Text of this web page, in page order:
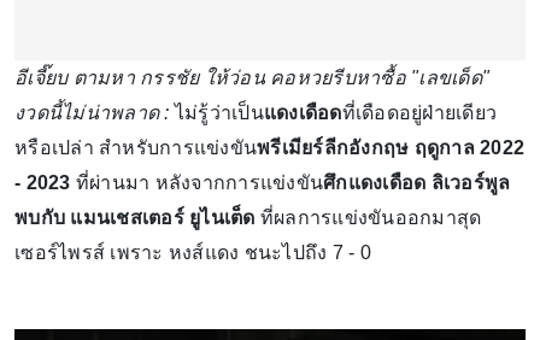
อีเจี๊ยบ ตามหา กรรชัย ให้ว่อน คอหวยรีบหาซื้อ "เลขเด็ด"
งวดนี้ไม่น่าพลาด :ไม่รู้ว่าเป็นแดงเดือดที่เดือดอยู่ฝ่ายเดียว
หรือเปล่า สำหรับการแข่งขันพรีเมียร์ลีกอังกฤษ ฤดูกาล 2022
- 2023 ที่ผ่านมา หลังจากการแข่งขันศึกแดงเดือด ลิเวอร์พูล
พบกับ แมนเชสเตอร์ ยูไนเต็ด ที่ผลการแข่งขันออกมาสุด
เซอร์ไพรส์ เพราะ หงส์แดง ชนะไปถึง 7 - 0